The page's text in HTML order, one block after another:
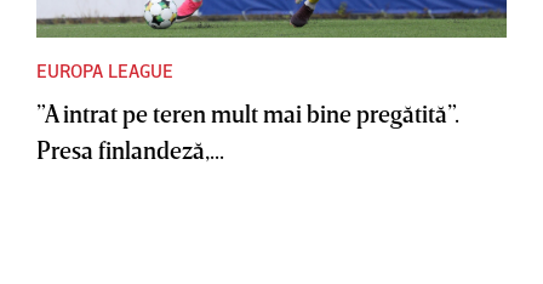
EUROPA LEAGUE
”A intrat pe teren mult mai bine pregătită”.
Presa finlandeză,...